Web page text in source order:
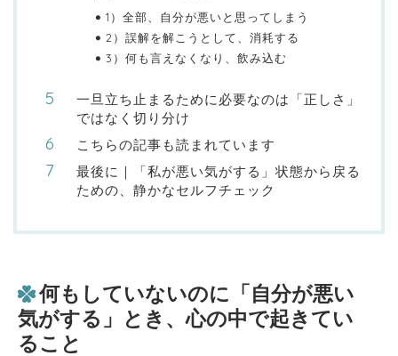
1）全部、自分が悪いと思ってしまう
2）誤解を解こうとして、消耗する
3）何も言えなくなり、飲み込む
一旦立ち止まるために必要なのは「正しさ」
ではなく切り分け
こちらの記事も読まれています
最後に｜「私が悪い気がする」状態から戻る
ための、静かなセルフチェック
何もしていないのに「自分が悪い
気がする」とき、心の中で起きてい
ること